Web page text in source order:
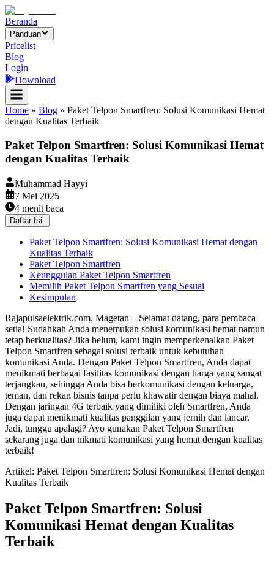
Beranda
Panduan
Pricelist
Blog
Login
Download
Home » Blog » Paket Telpon Smartfren: Solusi Komunikasi Hemat
dengan Kualitas Terbaik
Paket Telpon Smartfren: Solusi Komunikasi Hemat
dengan Kualitas Terbaik
Muhammad Hayyi
7 Mei 2025
4 menit baca
Daftar Isi-
Paket Telpon Smartfren: Solusi Komunikasi Hemat dengan
Kualitas Terbaik
Paket Telpon Smartfren
Keunggulan Paket Telpon Smartfren
Memilih Paket Telpon Smartfren yang Sesuai
Kesimpulan
Rajapulsaelektrik.com, Magetan – Selamat datang, para pembaca
setia! Sudahkah Anda menemukan solusi komunikasi hemat namun
tetap berkualitas? Jika belum, kami ingin memperkenalkan Paket
Telpon Smartfren sebagai solusi terbaik untuk kebutuhan
komunikasi Anda. Dengan Paket Telpon Smartfren, Anda dapat
menikmati berbagai fasilitas komunikasi dengan harga yang sangat
terjangkau, sehingga Anda bisa berkomunikasi dengan keluarga,
teman, dan rekan bisnis tanpa perlu khawatir dengan biaya mahal.
Dengan jaringan 4G terbaik yang dimiliki oleh Smartfren, Anda
juga dapat menikmati kualitas panggilan yang jernih dan lancar.
Jadi, tunggu apalagi? Ayo gunakan Paket Telpon Smartfren
sekarang juga dan nikmati komunikasi yang hemat dengan kualitas
terbaik!
Artikel: Paket Telpon Smartfren: Solusi Komunikasi Hemat dengan
Kualitas Terbaik
Paket Telpon Smartfren: Solusi
Komunikasi Hemat dengan Kualitas
Terbaik